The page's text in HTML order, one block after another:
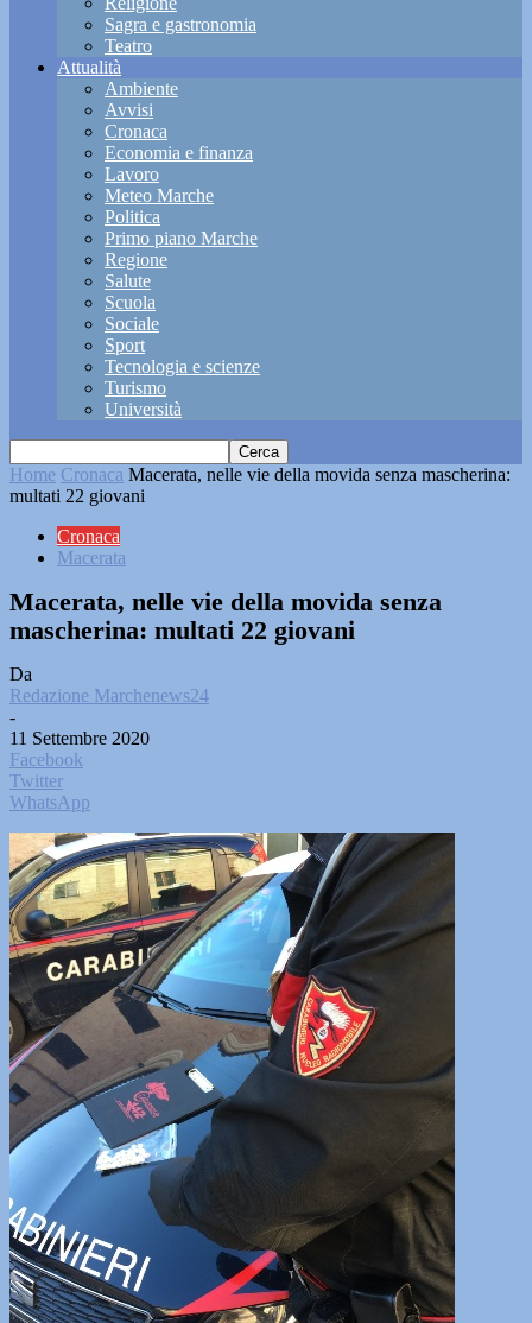
Sagra e gastronomia
Teatro
Attualità
Ambiente
Avvisi
Cronaca
Economia e finanza
Lavoro
Meteo Marche
Politica
Primo piano Marche
Regione
Salute
Scuola
Sociale
Sport
Tecnologia e scienze
Turismo
Università
Home Cronaca Macerata, nelle vie della movida senza mascherina:
multati 22 giovani
Cronaca
Macerata
Macerata, nelle vie della movida senza
mascherina: multati 22 giovani
Da
Redazione Marchenews24
-
11 Settembre 2020
Facebook
Twitter
WhatsApp